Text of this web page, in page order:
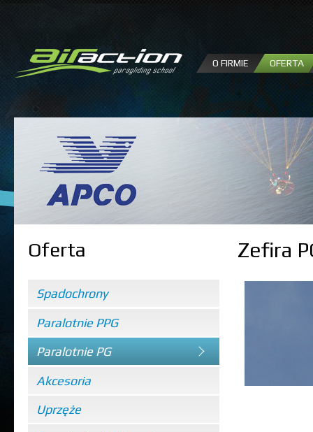
O FIRMIE OFERTA
Oferta
Spadochrony
Paralotnie PPG
Paralotnie PG
Akcesoria
Uprzęże
Zefira